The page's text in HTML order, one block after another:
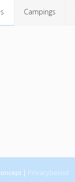
Campings
| Privacybeleid